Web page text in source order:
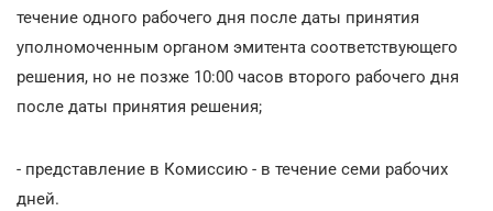
течение одного рабочего дня после даты принятия
уполномоченным органом эмитента соответствующего
решения, но не позже 10:00 часов второго рабочего дня
после даты принятия решения;
- представление в Комиссию - в течение семи рабочих
дней.